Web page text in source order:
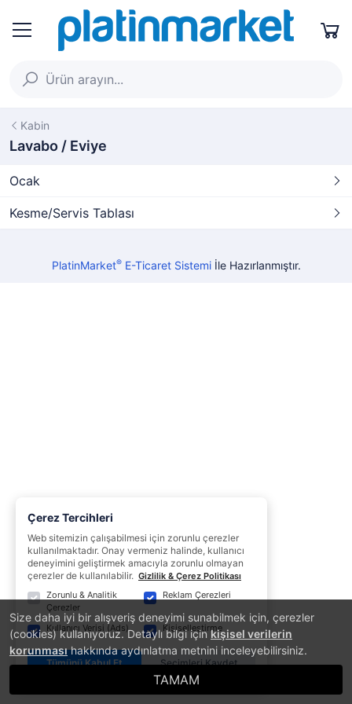
Size daha iyi bir alışveriş deneyimi sunabilmek için, çerezler
(cookies) kullanıyoruz. Detaylı bilgi içinkişisel verilerin
korunmasıhakkında aydınlatma metnini inceleyebilirsiniz.
TAMAM
Kabin
Lavabo / Eviye
Ocak
Kesme/Servis Tablası
PlatinMarket®E-Ticaret Sistemiİle Hazırlanmıştır.
Çerez Tercihleri
Web sitemizin çalışabilmesi için zorunlu çerezler
kullanılmaktadır. Onay vermeniz halinde, kullanıcı
deneyimini geliştirmek amacıyla zorunlu olmayan
çerezler de kullanılabilir. Gizlilik & Çerez Politikası
Zorunlu & Analitik
Çerezler
Reklam Çerezleri
Kullanıcı Verisi (Ads) Kişiselleştirme
Tümünü Kabul Et Seçimleri Kaydet